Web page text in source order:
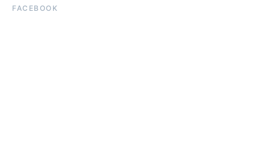
FACEBOOK